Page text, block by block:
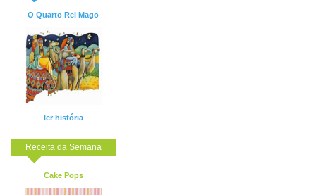
O Quarto Rei Mago
ler história
Receita da Semana
Cake Pops